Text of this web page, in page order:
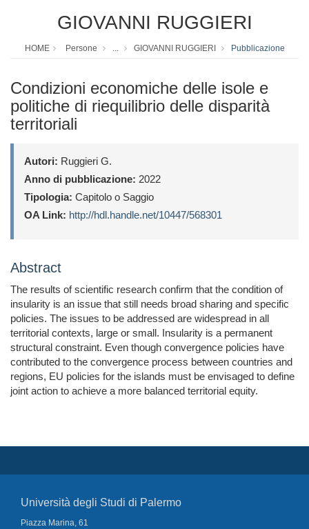
GIOVANNI RUGGIERI
HOME Persone ... GIOVANNI RUGGIERI Pubblicazione
Condizioni economiche delle isole e
politiche di riequilibrio delle disparità
territoriali
Autori: Ruggieri G.
Anno di pubblicazione: 2022
Tipologia: Capitolo o Saggio
OA Link: http://hdl.handle.net/10447/568301
Abstract
The results of scientific research confirm that the condition of
insularity is an issue that still needs broad sharing and specific
policies. The issues to be addressed are widespread in all
territorial contexts, large or small. Insularity is a permanent
structural constraint. Even though convergence policies have
contributed to the convergence process between countries and
regions, EU policies for the islands must be envisaged to define
joint action to achieve a more balanced territorial equity.
Università degli Studi di Palermo
Piazza Marina, 61